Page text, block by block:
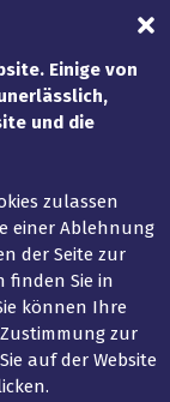
Einige von
und die
zulassen
einer Ablehnung
der Seite zur
finden Sie in
können Ihre
zur
auf der Website
NEXT
Boxed